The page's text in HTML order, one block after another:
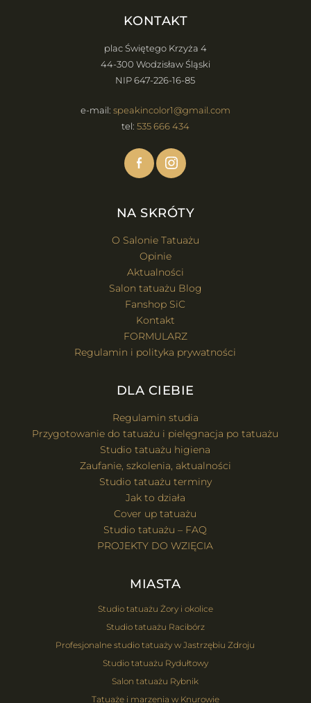
KONTAKT
plac Świętego Krzyża 4
44-300 Wodzisław Śląski
NIP 647-226-16-85
e-mail: speakincolor1@gmail.com
tel: 535 666 434
NA SKRÓTY
O Salonie Tatuażu
Opinie
Aktualności
Salon tatuażu Blog
Fanshop SiC
Kontakt
FORMULARZ
Regulamin i polityka prywatności
DLA CIEBIE
Regulamin studia
Przygotowanie do tatuażu i pielęgnacja po tatuażu
Studio tatuażu higiena
Zaufanie, szkolenia, aktualności
Studio tatuażu terminy
Jak to działa
Cover up tatuażu
Studio tatuażu – FAQ
PROJEKTY DO WZIĘCIA
MIASTA
Studio tatuażu Żory i okolice
Studio tatuażu Racibórz
Profesjonalne studio tatuaży w Jastrzębiu Zdroju
Studio tatuażu Rydułtowy
Salon tatuażu Rybnik
Tatuaże i marzenia w Knurowie